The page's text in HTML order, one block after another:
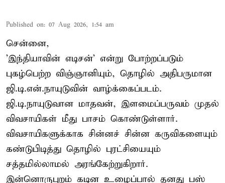
Published on: 07 Aug 2026, 1:54 am
சென்னை,
'இந்தியாவின் எடிசன்' என்று போற்றப்படும்
புகழ்பெற்ற விஞ்ஞானியும், தொழில் அதிபருமான
ஜி.டி.என்.நாயுடுவின் வாழ்க்கைப்படம்.
ஜி.டி.நாயுடுவான மாதவன், இளமைப்பருவம் முதல்
விவசாயிகள் மீது பாசம் கொண்டுள்ளார்.
விவசாயிகளுக்காக சின்னச் சின்ன கருவிகளையும்
கண்டுபிடித்து தொழில் புரட்சியையும்
சத்தமில்லாமல் அரங்கேற்றுகிறார்.
இன்னொருபுறம் கடின உழைப்பால் தனது பஸ்